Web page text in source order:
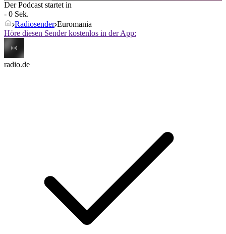
Der Podcast startet in
- 0 Sek.
Radiosender Euromania
Höre diesen Sender kostenlos in der App:
radio.de